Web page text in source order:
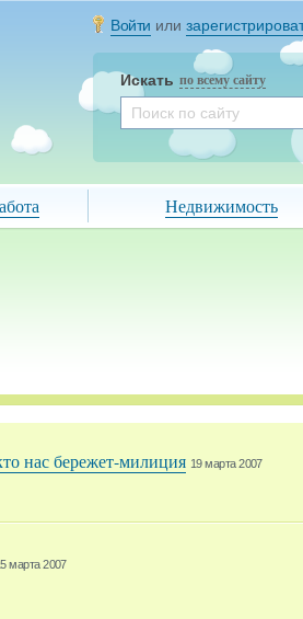
Войти или
Искать по всему сайту
Недвижимость
нас бережет-милиция 19 марта 2007
марта 2007